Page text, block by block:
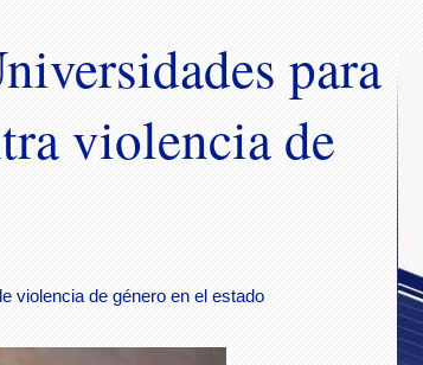
para
violencia de
violencia de género en el estado